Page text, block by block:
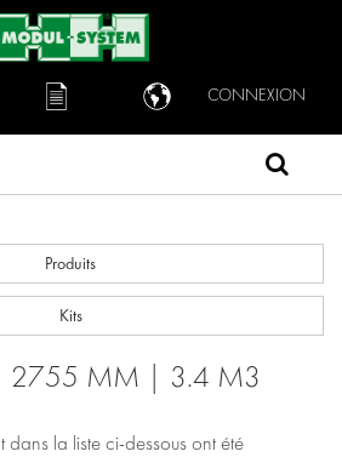
CONNEXION
Produits
Kits
2755 MM | 3.4 M3
dans la liste ci-dessous ont été